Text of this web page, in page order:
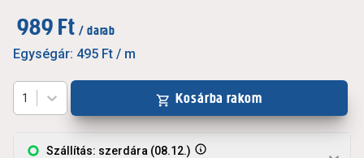
989 Ft / darab
Egységár: 495 Ft / m
Szállítás: szerdára (08.12.)
1 Kosárba rakom